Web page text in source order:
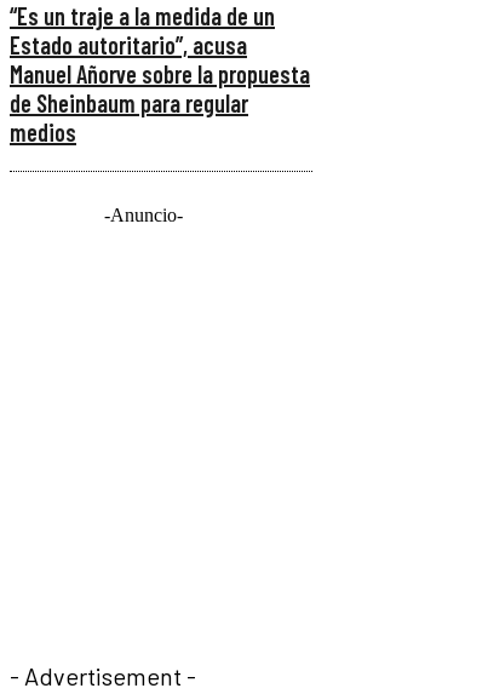
“Es un traje a la medida de un
Estado autoritario”, acusa
Manuel Añorve sobre la propuesta
de Sheinbaum para regular
medios
-Anuncio-
- Advertisement -